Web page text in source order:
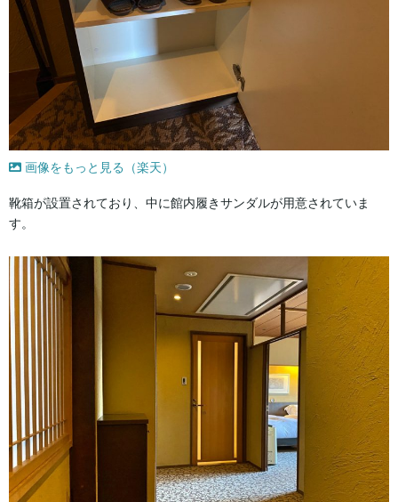
画像をもっと見る（楽天）
靴箱が設置されており、中に館内履きサンダルが用意されていま
す。